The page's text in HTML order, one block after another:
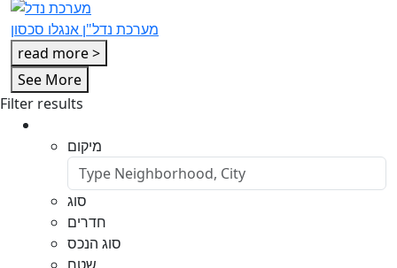
מערכת נדל"ן אנגלו סכסון
read more >
See More
Filter results
מיקום
סוג
חדרים
סוג הנכס